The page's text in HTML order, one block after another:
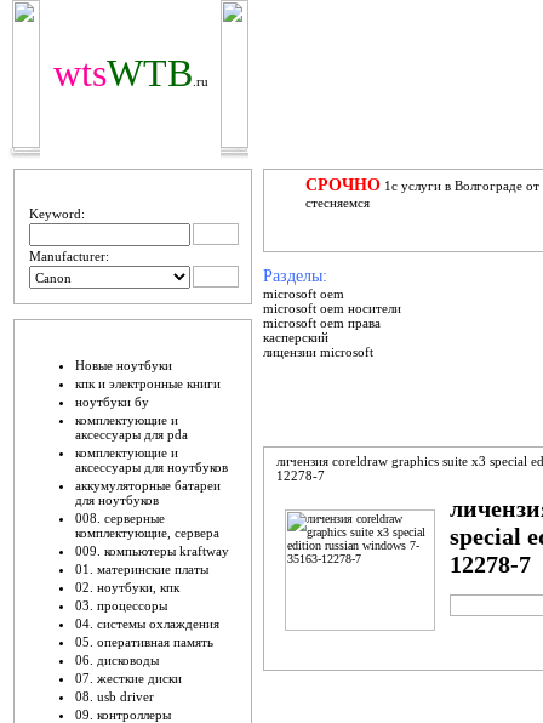
wtsWTB .ru
Keyword:
Manufacturer:
Новые ноутбуки
кпк и электронные книги
ноутбуки бу
комплектующие и
аксессуары для pda
комплектующие и
аксессуары для ноутбуков
аккумуляторные батареи
для ноутбуков
008. серверные
комплектующие, сервера
009. компьютеры kraftway
01. материнские платы
02. ноутбуки, кпк
03. процессоры
04. системы охлаждения
05. оперативная память
06. дисководы
07. жесткие диски
08. usb driver
09. контроллеры
СРОЧНО 1с услуги в Волгограде
стесняемся
Разделы:
microsoft oem
microsoft oem носители
microsoft oem права
касперский
лицензии microsoft
личензия coreldraw graphics suite x3 special
12278-7
special
12278-7